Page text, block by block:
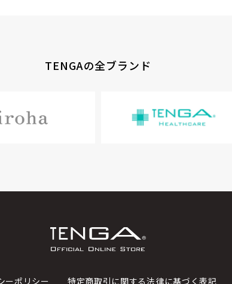
TENGAの全ブランド
ーポリシー 特定商取引に関する法律に基づく表記